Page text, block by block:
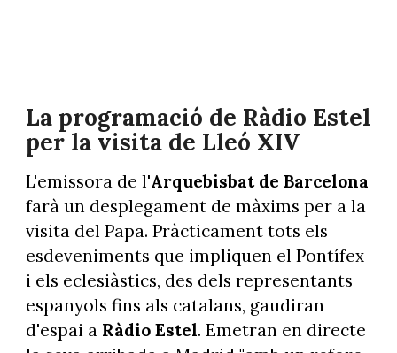
La programació de Ràdio Estel
per la visita de Lleó XIV
L'emissora de l'Arquebisbat de Barcelona
farà un desplegament de màxims per a la
visita del Papa. Pràcticament tots els
esdeveniments que impliquen el Pontífex
i els eclesiàstics, des dels representants
espanyols fins als catalans, gaudiran
d'espai a Ràdio Estel. Emetran en directe